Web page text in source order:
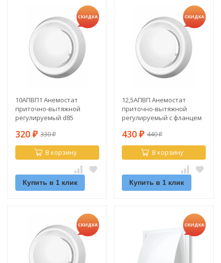
СКИДКА
10АПВП1 Анемостат
приточно-вытяжной
регулируемый d85
320 ₽ 330₽
В корзину
Купить в 1 клик
СКИДКА
12,5АПВП Анемостат
приточно-вытяжной
регулируемый с фланцем
430 ₽ 440₽
В корзину
Купить в 1 клик
СКИДКА СКИДКА